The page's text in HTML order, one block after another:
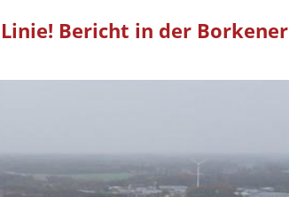
Bericht in der Borkener